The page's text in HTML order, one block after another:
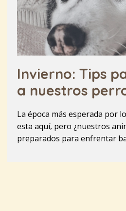
Invierno: Tips
a nuestros
La época más esperada por
esta aquí, pero ¿nuestros
preparados para enfrentar